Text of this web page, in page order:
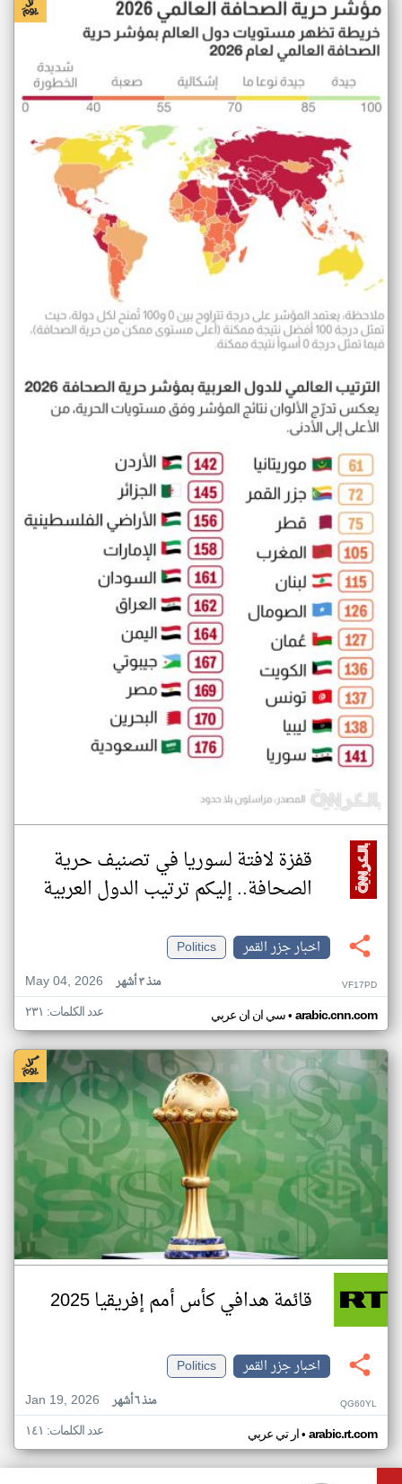
قفزة لافتة لسوريا في تصنيف حرية
الصحافة.. إليكم ترتيب الدول العربية
اخبار جزر القمر
Politics
May 04, 2026
منذ ٣ أشهر VF17PD
سي ان ان عربي• arabic.cnn.com عدد الكلمات: ٢٣١
قائمة هدافي كأس أمم إفريقيا 2025
اخبار جزر القمر
Politics
Jan 19, 2026
منذ ٦ أشهر QG60YL
ار تي عربي• arabic.rt.com عدد الكلمات: ١٤١